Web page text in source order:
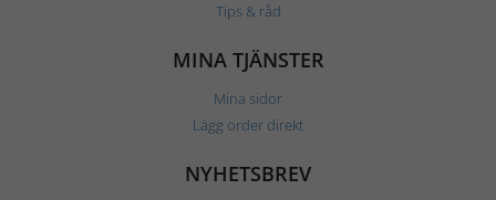
Tips & råd
MINA TJÄNSTER
Mina sidor
Lägg order direkt
NYHETSBREV